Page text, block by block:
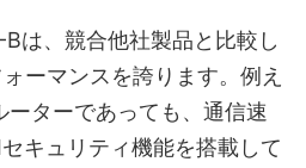
は、競合他社製品と比較し
ーマンスを誇ります。例え
ターであっても、通信速
キュリティ機能を搭載して